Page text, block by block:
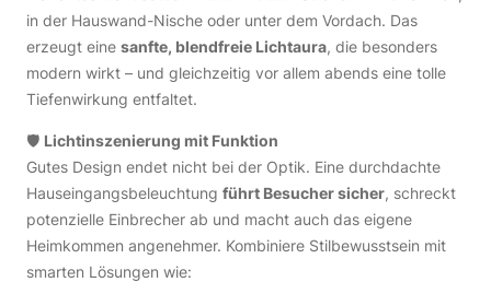
in der Hauswand-Nische oder unter dem Vordach. Das
erzeugt eine sanfte, blendfreie Lichtaura, die besonders
modern wirkt – und gleichzeitig vor allem abends eine tolle
Tiefenwirkung entfaltet.
🛡️ Lichtinszenierung mit Funktion
Gutes Design endet nicht bei der Optik. Eine durchdachte
Hauseingangsbeleuchtung führt Besucher sicher, schreckt
potenzielle Einbrecher ab und macht auch das eigene
Heimkommen angenehmer. Kombiniere Stilbewusstsein mit
smarten Lösungen wie: